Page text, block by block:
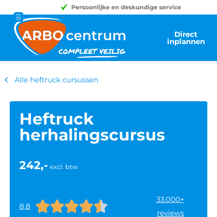
Direct
inplannen
Alle heftruck cursussen
Heftruck
herhalingscursus
242,- excl. btw
8,8 
33.000+
reviews